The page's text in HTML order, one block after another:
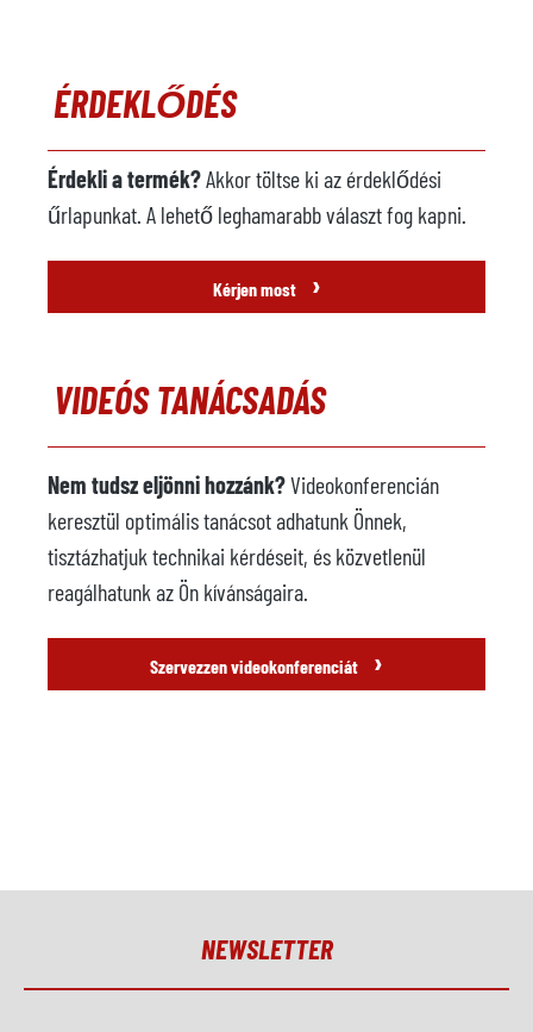
ÉRDEKLŐDÉS
Érdekli a termék?Akkor töltse ki az érdeklődési
űrlapunkat. A lehető leghamarabb választ fog kapni.
Kérjen most ›
VIDEÓS TANÁCSADÁS
Nem tudsz eljönni hozzánk?Videokonferencián
keresztül optimális tanácsot adhatunk Önnek,
tisztázhatjuk technikai kérdéseit, és közvetlenül
reagálhatunk az Ön kívánságaira.
Szervezzen videokonferenciát ›
NEWSLETTER